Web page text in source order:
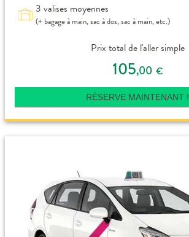
3 valises moyennes
(+ bagage à main, sac à dos, sac à main, etc.)
Prix total de l'aller simple
105,00 €
RÉSERVE MAINTENANT !